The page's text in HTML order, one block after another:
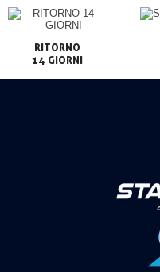
RITORNO
14 GIORNI